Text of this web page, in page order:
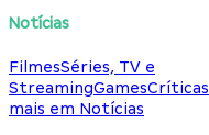
Notícias
FilmesSéries, TV e
StreamingGamesCríticas
mais em Notícias